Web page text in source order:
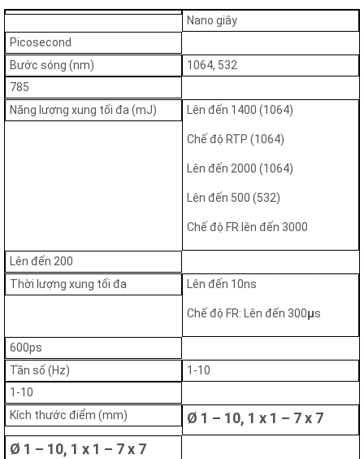
Làm sáng và săn chắc da với công nghệ bước sóng và
chùm tia tiên tiến giúp cải thiện độ đàn hồi, làm săn chắc
và tăng độ rạng rỡ tự nhiên của da.
Điều trị tổn thương sắc tố lành tính và xử lý hiệu quả các
vấn đề như nám sâu, nám hỗn hợp, tàn nhang, đốm nâu
hay sạm da do lão hóa và tác động từ môi trường.
Trẻ hóa da toàn diện nhằm tái tạo cấu trúc da, làm mờ
Xóa hình xăm và loại bỏ mực xăm đa màu sắc, kể cả các
màu khó như xanh lá cây, xanh dương hoặc đỏ, mà không
Nano giây
Picosecond
Bước sóng (nm)
1064, 532
785
Năng lượng xung tối đa (mJ)
Lên đến 1400 (1064)
Chế độ RTP (1064)
Lên đến 2000 (1064)
Lên đến 500 (532)
Chế độ FR lên đến 3000
Lên đến 200
Thời lượng xung tối đa
Lên đến 10ns
Chế độ FR: Lên đến 300μs
600ps
Tần số (Hz)
1-10
1-10
Kích thước điểm (mm)
Ø 1 – 10, 1 x 1 – 7 x 7
Ø 1 – 10, 1 x 1 – 7 x 7